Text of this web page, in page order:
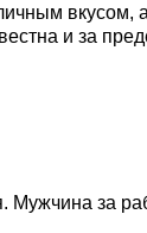
вкусом,
и за
Мужчина за